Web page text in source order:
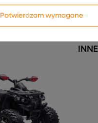
Potwierdzam wymagane